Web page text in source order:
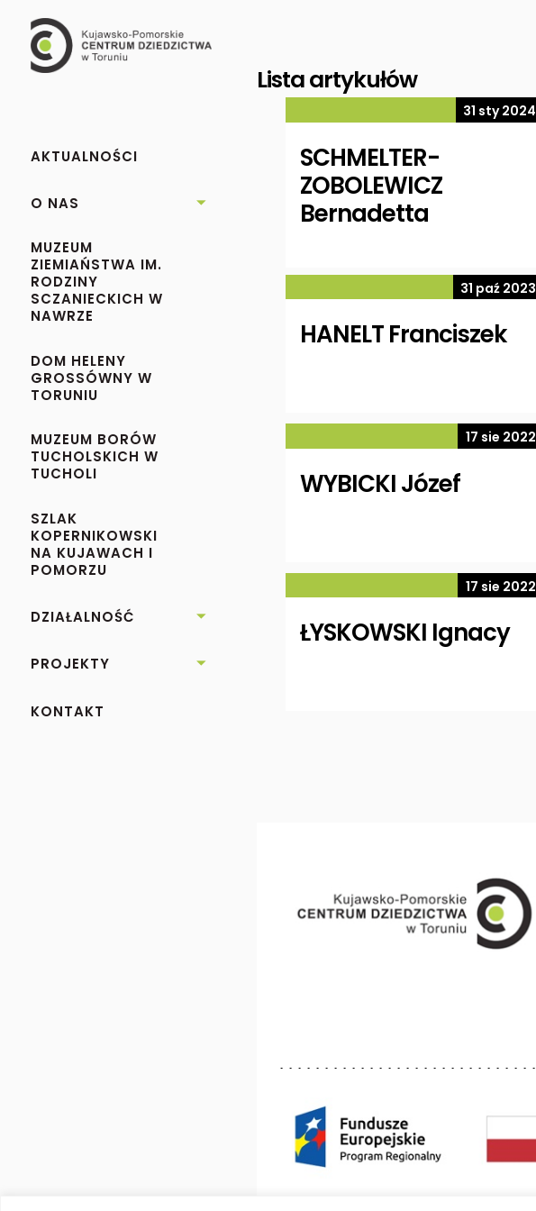
AKTUALNOŚCI
O NAS 
MUZEUM
ZIEMIAŃSTWA IM.
RODZINY
SCZANIECKICH W
NAWRZE
DOM HELENY
GROSSÓWNY W
TORUNIU
MUZEUM BORÓW
TUCHOLSKICH W
TUCHOLI
SZLAK
KOPERNIKOWSKI
NA KUJAWACH I
POMORZU
DZIAŁALNOŚĆ 
PROJEKTY 
KONTAKT
Lista artykułów
31 sty 2024
SCHMELTER-
ZOBOLEWICZ
Bernadetta
31 paź 2023
HANELT Franciszek
17 sie 2022
WYBICKI Józef
17 sie 2022
ŁYSKOWSKI Ignacy